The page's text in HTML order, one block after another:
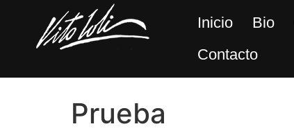
Inicio Bio
Contacto
Prueba